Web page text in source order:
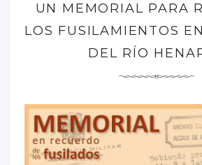
UN MEMORIAL PARA
LOS FUSILAMIENTOS
DEL RÍO